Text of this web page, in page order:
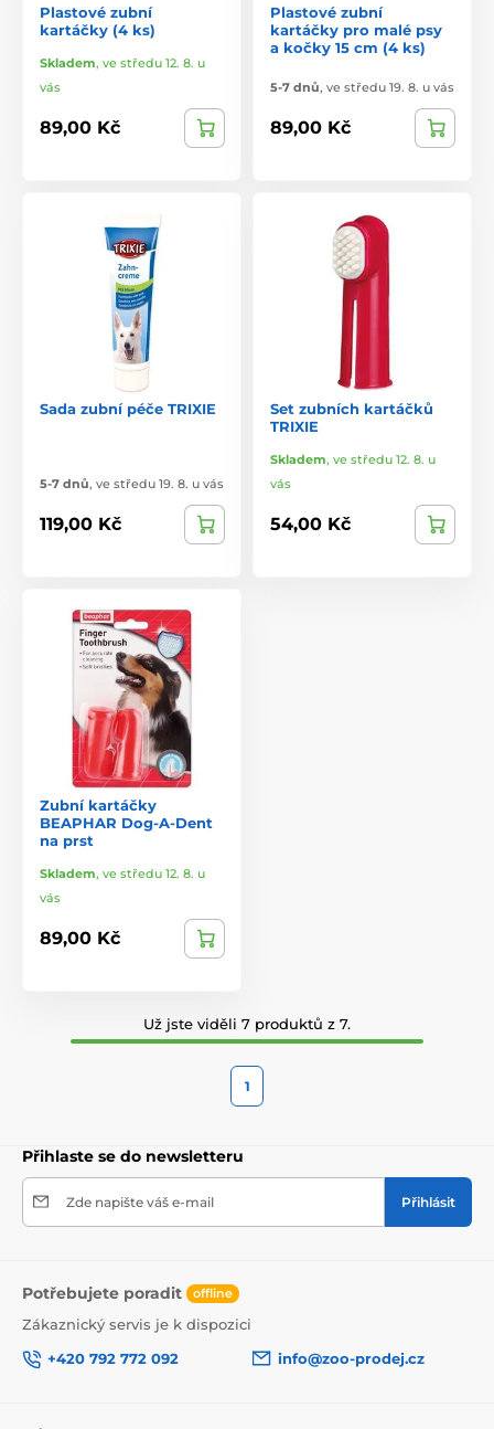
Plastové zubní
kartáčky (4 ks)
Skladem, ve středu 12. 8. u
vás
89,00 Kč
Plastové zubní
kartáčky pro malé psy
a kočky 15 cm (4 ks)
5-7 dnů, ve středu 19. 8. u vás
89,00 Kč
Sada zubní péče TRIXIE
5-7 dnů, ve středu 19. 8. u vás
119,00 Kč
Set zubních kartáčků
TRIXIE
Skladem, ve středu 12. 8. u
vás
54,00 Kč
Zubní kartáčky
BEAPHAR Dog-A-Dent
na prst
Skladem, ve středu 12. 8. u
vás
89,00 Kč
Už jste viděli 7 produktů z 7.
1
Přihlaste se do newsletteru
Zde napište váš e-mail Přihlásit
Potřebujete poradit offline
Zákaznický servis je k dispozici
+420 792 772 092
info@zoo-prodej.cz